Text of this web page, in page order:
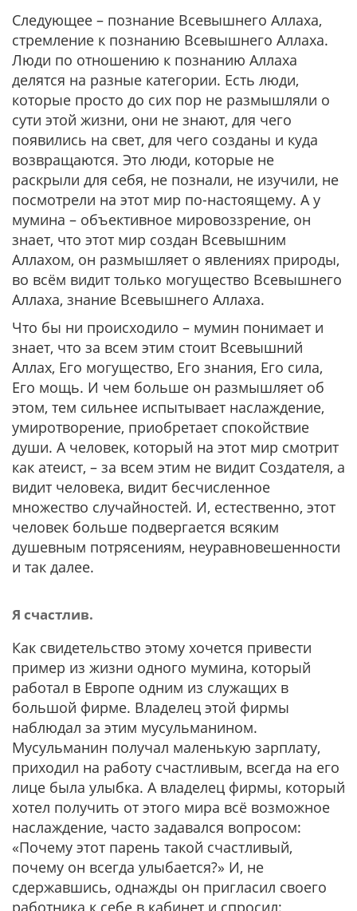
Следующее – познание Всевышнего Аллаха,
стремление к познанию Всевышнего Аллаха.
Люди по отношению к познанию Аллаха
делятся на разные категории. Есть люди,
которые просто до сих пор не размышляли о
сути этой жизни, они не знают, для чего
появились на свет, для чего созданы и куда
возвращаются. Это люди, которые не
раскрыли для себя, не познали, не изучили, не
посмотрели на этот мир по-настоящему. А у
мумина – объективное мировоззрение, он
знает, что этот мир создан Всевышним
Аллахом, он размышляет о явлениях природы,
во всём видит только могущество Всевышнего
Аллаха, знание Всевышнего Аллаха.
Что бы ни происходило – мумин понимает и
знает, что за всем этим стоит Всевышний
Аллах, Его могущество, Его знания, Его сила,
Его мощь. И чем больше он размышляет об
этом, тем сильнее испытывает наслаждение,
умиротворение, приобретает спокойствие
души. А человек, который на этот мир смотрит
как атеист, – за всем этим не видит Создателя, а
видит человека, видит бесчисленное
множество случайностей. И, естественно, этот
человек больше подвергается всяким
душевным потрясениям, неуравновешенности
и так далее.
Я счастлив.
Как свидетельство этому хочется привести
пример из жизни одного мумина, который
работал в Европе одним из служащих в
большой фирме. Владелец этой фирмы
наблюдал за этим мусульманином.
Мусульманин получал маленькую зарплату,
приходил на работу счастливым, всегда на его
лице была улыбка. А владелец фирмы, который
хотел получить от этого мира всё возможное
наслаждение, часто задавался вопросом:
«Почему этот парень такой счастливый,
почему он всегда улыбается?» И, не
сдержавшись, однажды он пригласил своего
работника к себе в кабинет и спросил: